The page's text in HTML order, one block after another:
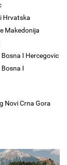
Hrvatska
Makedonija
I Hercegovic
I
Novi Crna Gora